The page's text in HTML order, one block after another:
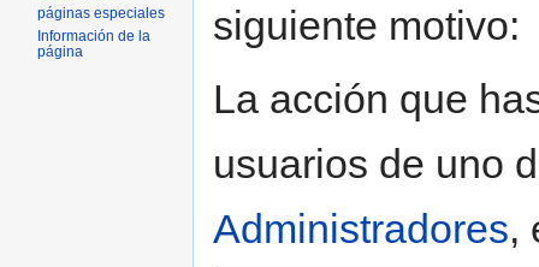
siguiente motivo:
La acción que
usuarios de uno
Administradores,
páginas especiales
Información de la
página